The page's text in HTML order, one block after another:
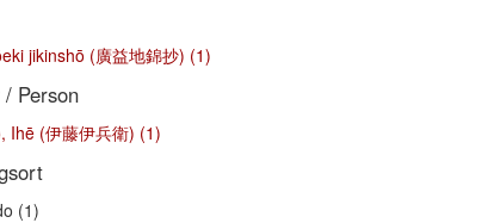
jikinshō (廣益地錦抄) (1)
Person
Ihē (伊藤伊兵衛) (1)
(1)